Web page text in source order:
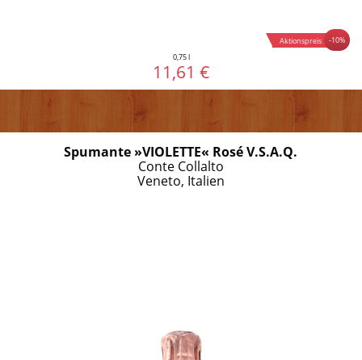
-10%
Aktionspreis
0,75 l
11,61 €
Spumante »VIOLETTE« Rosé V.S.A.Q.
Conte Collalto
Veneto, Italien